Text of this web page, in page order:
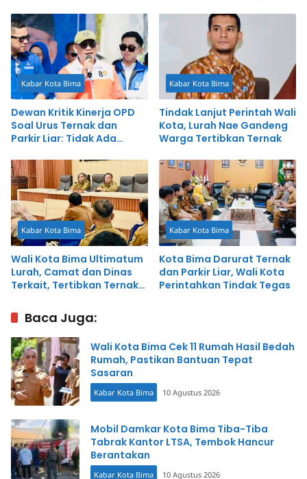
Kabar Kota Bima
Dewan Kritik Kinerja OPD
Soal Urus Ternak dan
Parkir Liar: Tidak Ada
Kabar Kota Bima
Tindak Lanjut Perintah Wali
Kota, Lurah Nae Gandeng
Warga Tertibkan Ternak
Kabar Kota Bima
Wali Kota Bima Ultimatum
Lurah, Camat dan Dinas
Terkait, Tertibkan Ternak
Kabar Kota Bima
Kota Bima Darurat Ternak
dan Parkir Liar, Wali Kota
Perintahkan Tindak Tegas
Baca Juga:
Wali Kota Bima Cek 11 Rumah Hasil Bedah
Rumah, Pastikan Bantuan Tepat
Sasaran
Kabar Kota Bima 10 Agustus 2026
Mobil Damkar Kota Bima Tiba-Tiba
Tabrak Kantor LTSA, Tembok Hancur
Berantakan
Kabar Kota Bima 10 Agustus 2026